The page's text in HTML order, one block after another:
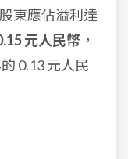
東應佔溢利達
元人民幣 ，
0.13 元人民